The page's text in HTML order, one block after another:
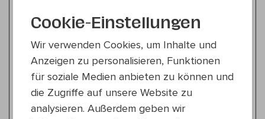
18:30 — 19:30
22., Schrödingerplatz
Duo Martl|Kim
Buntgemischt
Klassik
Cookie-Einstellungen
Wir verwenden Cookies, um Inhalte und
Anzeigen zu personalisieren, Funktionen
für soziale Medien anbieten zu können und
die Zugriffe auf unsere Website zu
analysieren. Außerdem geben wir